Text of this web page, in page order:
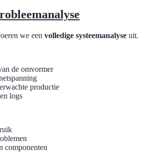
we een volledige systeemanalyse uit.
de omvormer
productie
logs
componenten